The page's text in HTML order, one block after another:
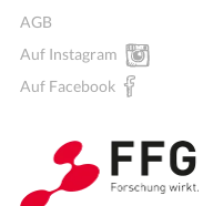
AGB
Auf Instagram
Auf Facebook